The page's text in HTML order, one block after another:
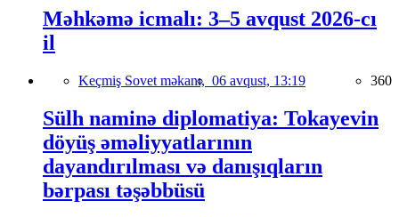
Məhkəmə icmalı: 3–5 avqust 2026-cı
il
Keçmiş Sovet məkanı, 06 avqust, 13:19 360
Sülh naminə diplomatiya: Tokayevin
döyüş əməliyyatlarının
dayandırılması və danışıqların
bərpası təşəbbüsü